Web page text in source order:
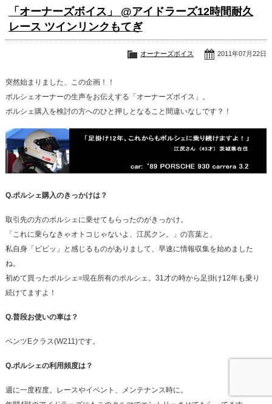
「オーナーズボイス」 @アイドラーズ12時間耐久
レース ツインリンクもてぎ
2011年07月22日
オーナーズボイス
突然始まりました、この企画！！
ポルシェオーナーの生声をお伝えする「オーナーズボイス」。
ポルシェ購入を検討の方へのひと押しとなること間違いなしです？！
Q.ポルシェ購入のきっかけは？
取引先の方のポルシェに乗せてもらったのがきっかけ。
「これに乗らなきゃオトコじゃないよ、江尻クン。」の言葉と、
私自身「ビビッ」と感じるものがありまして、早速に情報収集を始めました
ね。
初めて買ったポルシェ=現在所有のポルシェ。31才の時から足掛け12年も乗り
続けてますよ！
Q.普段お使いの車は？
ベンツEクラス(W211)です。
Q.ポルシェの利用頻度は？
週に一度程度。レースやイベント、メンテナンス時に。